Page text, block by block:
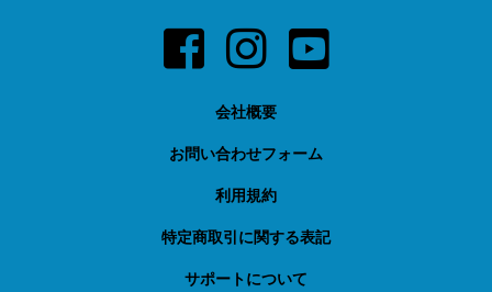
会社概要
お問い合わせフォーム
利用規約
特定商取引に関する表記
サポートについて